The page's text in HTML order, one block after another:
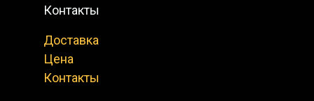
Контакты
Доставка
Цена
Контакты